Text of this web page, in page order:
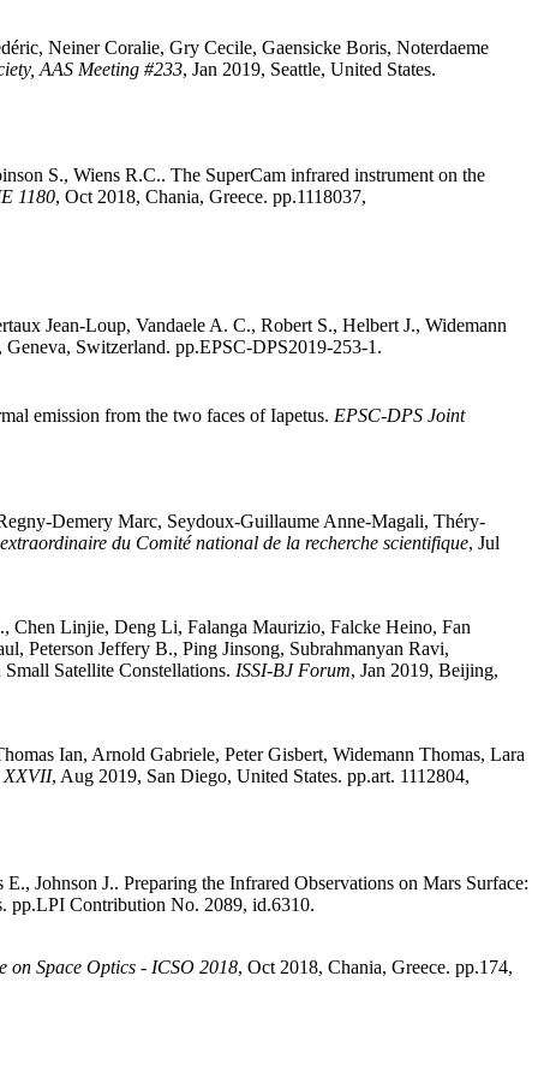
, Neiner Coralie, Gry Cecile, Gaensicke Boris, Noterdaeme
AAS Meeting #233, Jan 2019, Seattle, United States.
S., Wiens R.C.. The SuperCam infrared instrument on the
1180, Oct 2018, Chania, Greece. pp.1118037,
Jean-Loup, Vandaele A. C., Robert S., Helbert J., Widemann
Geneva, Switzerland. pp.EPSC-DPS2019-253-1 .
emission from the two faces of Iapetus. EPSC-DPS Joint
Demery Marc, Seydoux-Guillaume Anne-Magali, Théry-
du Comité national de la recherche scientifique, Jul
, Chen Linjie, Deng Li, Falanga Maurizio, Falcke Heino, Fan
, Peterson Jeffery B., Ping Jinsong, Subrahmanyan Ravi,
Satellite Constellations. ISSI-BJ Forum, Jan 2019, Beijing,
Ian, Arnold Gabriele, Peter Gisbert, Widemann Thomas, Lara
XXVII, Aug 2019, San Diego, United States. pp.art. 1112804,
E., Johnson J.. Preparing the Infrared Observations on Mars Surface:
pp.LPI Contribution No. 2089, id.6310.
on Space Optics - ICSO 2018, Oct 2018, Chania, Greece. pp.174,